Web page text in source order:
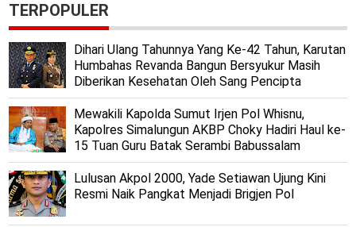
TERPOPULER
Dihari Ulang Tahunnya Yang Ke-42 Tahun, Karutan
Humbahas Revanda Bangun Bersyukur Masih
Diberikan Kesehatan Oleh Sang Pencipta
Mewakili Kapolda Sumut Irjen Pol Whisnu,
Kapolres Simalungun AKBP Choky Hadiri Haul ke-
15 Tuan Guru Batak Serambi Babussalam
Lulusan Akpol 2000, Yade Setiawan Ujung Kini
Resmi Naik Pangkat Menjadi Brigjen Pol